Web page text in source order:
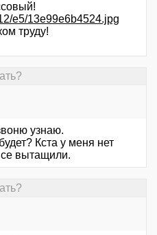
e5/13e99e6b4524.jpg
труду!
узнаю.
Кста у меня нет
вытащили.